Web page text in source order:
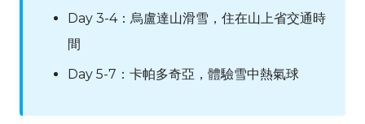
Day 3-4：烏盧達山滑雪，住在山上省交通時
間
Day 5-7：卡帕多奇亞，體驗雪中熱氣球